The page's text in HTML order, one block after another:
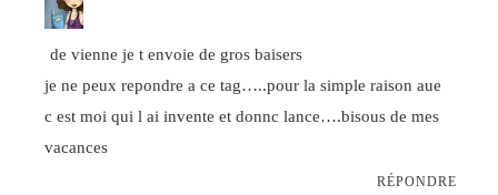
de vienne je t envoie de gros baisers
je ne peux repondre a ce tag…..pour la simple raison aue
c est moi qui l ai invente et donnc lance….bisous de mes
vacances
RÉPONDRE